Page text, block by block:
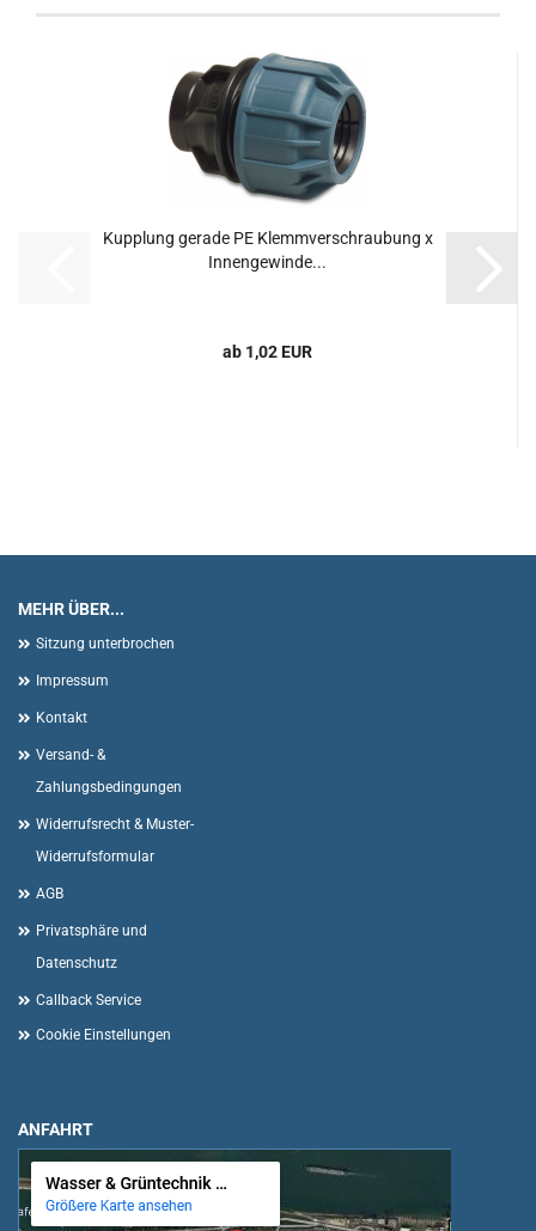
Kupplung gerade PE Klemmverschraubung x
Innengewinde...
ab 1,02 EUR
MEHR ÜBER...
Sitzung unterbrochen
Impressum
Kontakt
Versand- &
Zahlungsbedingungen
Widerrufsrecht & Muster-
Widerrufsformular
AGB
Privatsphäre und
Datenschutz
Callback Service
Cookie Einstellungen
ANFAHRT